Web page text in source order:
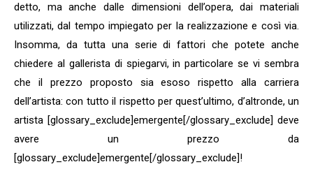
detto, ma anche dalle dimensioni dell’opera, dai materiali
utilizzati, dal tempo impiegato per la realizzazione e così via.
Insomma, da tutta una serie di fattori che potete anche
chiedere al gallerista di spiegarvi, in particolare se vi sembra
che il prezzo proposto sia esoso rispetto alla carriera
dell’artista: con tutto il rispetto per quest’ultimo, d’altronde, un
artista [glossary_exclude]emergente[/glossary_exclude] deve
avere un prezzo da
[glossary_exclude]emergente[/glossary_exclude]!